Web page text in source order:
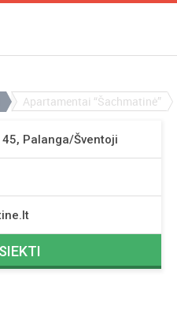
Apartamentai “Šachmatinė”
Palanga/Šventoji